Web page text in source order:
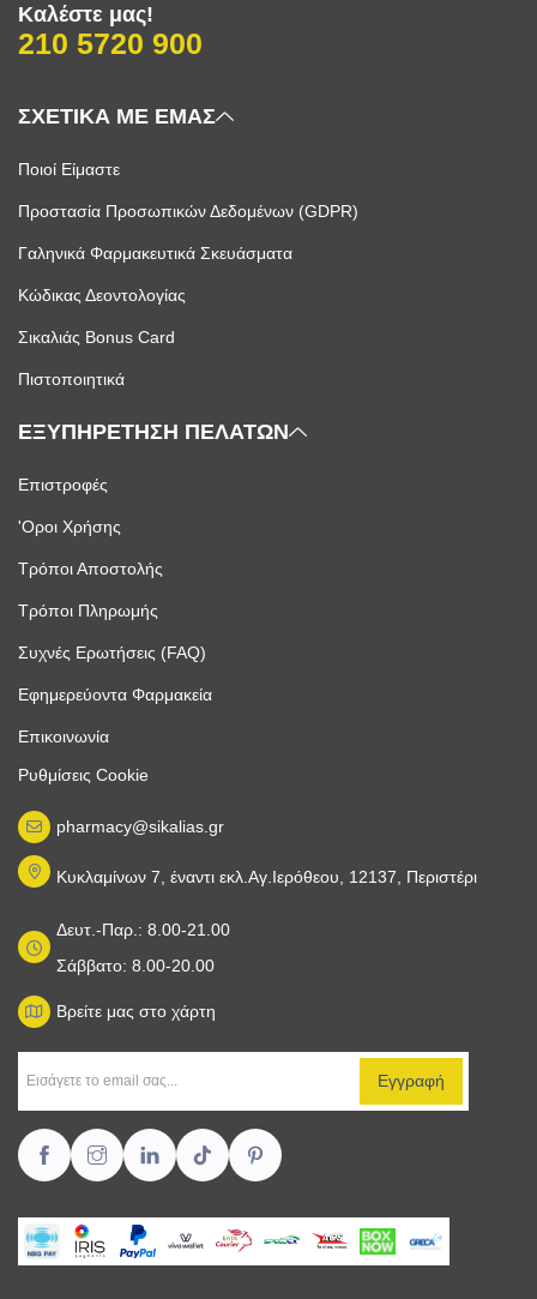
Καλέστε μας!
210 5720 900
ΣΧΕΤΙΚΑ ΜΕ ΕΜΑΣ
Ποιοί Είμαστε
Προστασία Προσωπικών Δεδομένων (GDPR)
Γαληνικά Φαρμακευτικά Σκευάσματα
Κώδικας Δεοντολογίας
Σικαλιάς Bonus Card
Πιστοποιητικά
ΕΞΥΠΗΡΕΤΗΣΗ ΠΕΛΑΤΩΝ
Επιστροφές
'Οροι Χρήσης
Τρόποι Αποστολής
Τρόποι Πληρωμής
Συχνές Ερωτήσεις (FAQ)
Εφημερεύοντα Φαρμακεία
Επικοινωνία
Ρυθμίσεις Cookie
pharmacy@sikalias.gr
Κυκλαμίνων 7, έναντι εκλ.Αγ.Ιερόθεου, 12137, Περιστέρι
Δευτ.-Παρ.: 8.00-21.00
Σάββατο: 8.00-20.00
Βρείτε μας στο χάρτη